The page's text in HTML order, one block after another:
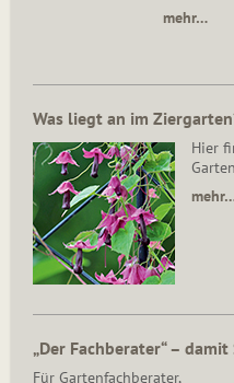
mehr…
Was liegt an im
Hier
„Der Fachberater“ –
Für Gartenfachberater,